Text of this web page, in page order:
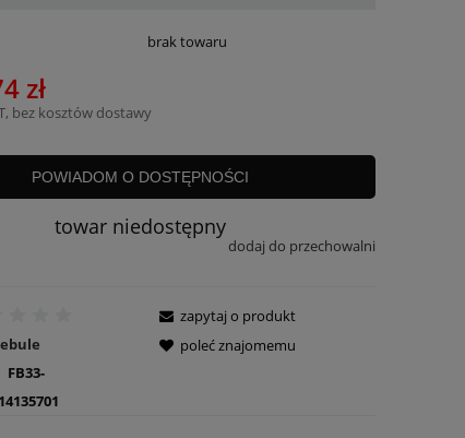
brak towaru
zł
bez kosztów dostawy
POWIADOM O DOSTĘPNOŚCI
towar niedostępny
dodaj do przechowalni
FB33-
zapytaj o produkt
poleć znajomemu